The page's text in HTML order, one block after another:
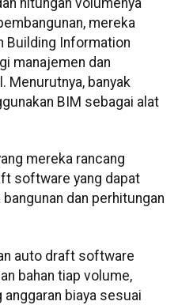
mereka
Building Information
manajemen dan
Menurutnya, banyak
BIM sebagai alat
mereka rancang
software yang dapat
dan perhitungan
auto draft software
bahan tiap volume,
biaya sesuai